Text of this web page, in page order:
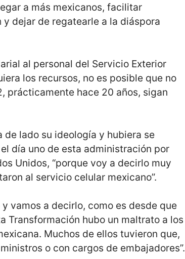
a más mexicanos, facilitar
dejar de regatearle a la diáspora
al personal del Servicio Exterior
los recursos, no es posible que no
prácticamente hace 20 años, sigan
de lado su ideología y hubiera se
día uno de esta administración por
Unidos, “porque voy a decirlo muy
al servicio celular mexicano”.
vamos a decirlo, como es desde que
Transformación hubo un maltrato a los
Muchos de ellos tuvieron que,
o con cargos de embajadores”.